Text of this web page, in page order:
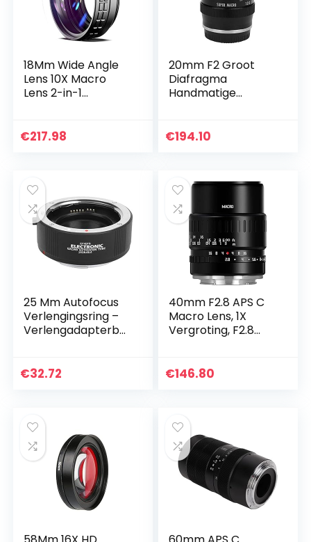
18Mm Wide Angle
Lens 10X Macro
Lens 2-in-1
Adapter Ring,Fit for
€217.98
20mm F2 Groot
Diafragma
Handmatige
voor Canon 6D /
€194.10
25 Mm Autofocus
Verlengingsring –
Verlengadapterbui
voor Canon EF/EF
€32.72
40mm F2.8 APS C
Macro Lens, 1X
Vergroting, F2.8
Handmatige Focus
€146.80